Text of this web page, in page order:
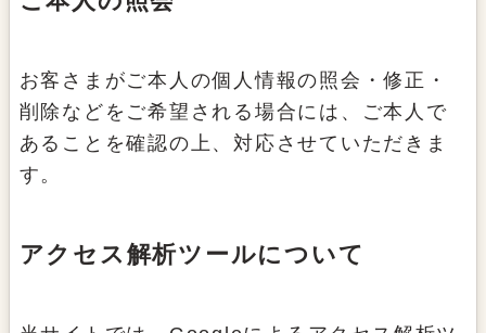
お客さまがご本人の個人情報の照会・修正・
削除などをご希望される場合には、ご本人で
あることを確認の上、対応させていただきま
す。
アクセス解析ツールについて